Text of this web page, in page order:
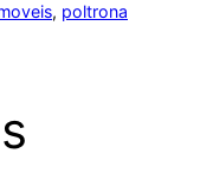
, poltrona